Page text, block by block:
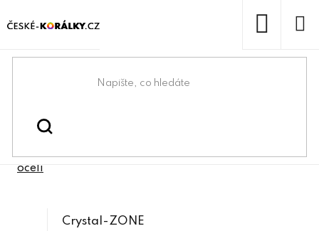
na
Domů
Bižuterní komponenty
chirurgické oceli /
oceli
Crystal-ZONE